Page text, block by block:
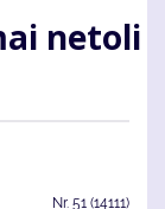
netoli
Nr. 51 (14111)